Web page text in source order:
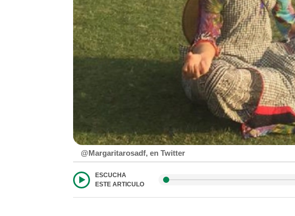
@Margaritarosadf, en Twitter
ESCUCHA
ESTE ARTICULO